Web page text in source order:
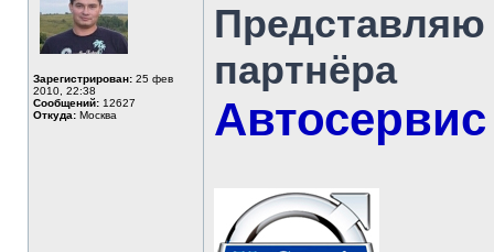
Зарегистрирован: 25 фев
2010, 22:38
Сообщений: 12627
Откуда: Москва
партнёра
Автосервис